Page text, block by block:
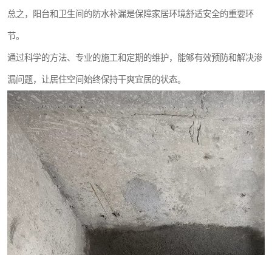
总之，阳台和卫生间的防水补漏是保障家居环境舒适安全的重要环
节。
通过科学的方法、专业的施工和定期的维护，能够有效预防和解决渗
漏问题，让居住空间始终保持干爽宜居的状态。